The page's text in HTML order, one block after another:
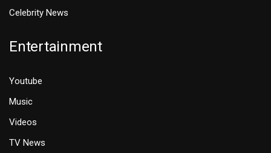
Celebrity News
Entertainment
Youtube
Music
Videos
TV News